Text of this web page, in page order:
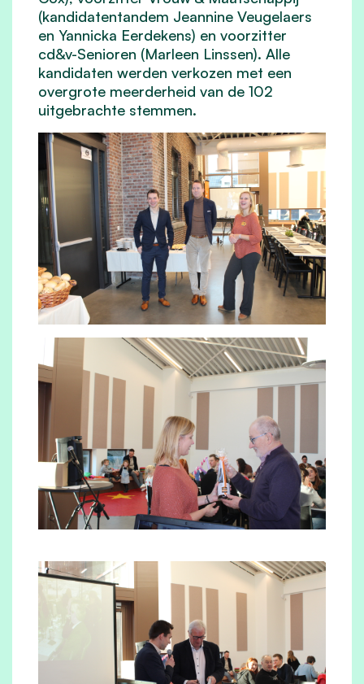
(kandidatentandem Jeannine Veugelaers
en Yannicka Eerdekens) en voorzitter
cd&v-Senioren (Marleen Linssen). Alle
kandidaten werden verkozen met een
overgrote meerderheid van de 102
uitgebrachte stemmen.